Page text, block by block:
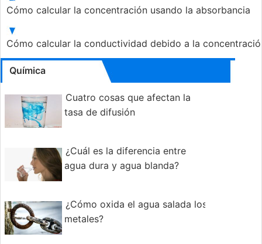
Cómo calcular la concentración usando la absorbancia
Cómo calcular la conductividad debido a la
Química
Cuatro cosas que afectan la
tasa de difusión
¿Cuál es la diferencia entre
agua dura y agua blanda?
¿Cómo oxida el agua salada los
metales?